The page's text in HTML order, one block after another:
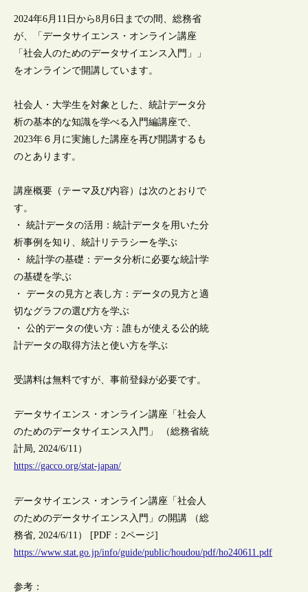
2024年6月11日から8月6日までの間、総務省
が、「データサイエンス・オンライン講座
「社会人のためのデータサイエンス入門」」
をオンラインで開講しています。
社会人・大学生を対象とした、統計データ分
析の基本的な知識を学べる入門編講座で、
2023年６月に実施した講座を再び開講するも
のとあります。
講座概要（テーマ及び内容）は次のとおりで
す。
・ 統計データの活⽤：統計データを⽤いた分
析事例を知り、統計リテラシーを学ぶ
・ 統計学の基礎：データ分析に必要な統計学
の基礎を学ぶ
・ データの⾒⽅と表し⽅：データの見方と適
切なグラフの選び方を学ぶ
・ 公的データの使い方：誰もが使える公的統
計データの取得方法と使い方を学ぶ
受講料は無料ですが、事前登録が必要です。
データサイエンス・オンライン講座「社会人
のためのデータサイエンス入門」 （総務省統
計局, 2024/6/11）
https://gacco.org/stat-japan/
データサイエンス・オンライン講座「社会人
のためのデータサイエンス入門」の開講 （総
務省, 2024/6/11） [PDF：2ページ]
https://www.stat.go.jp/info/guide/public/houdou/pdf/ho240611.pdf
参考：